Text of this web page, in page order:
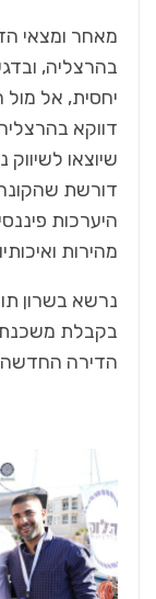
מאחר ומצאי
בהרצליה,
יחסית, אל
דווקא
שיוצאו
דורשת שהקונה
היערכות
מהירות
נרשא בשרון
בקבלת
הדירה